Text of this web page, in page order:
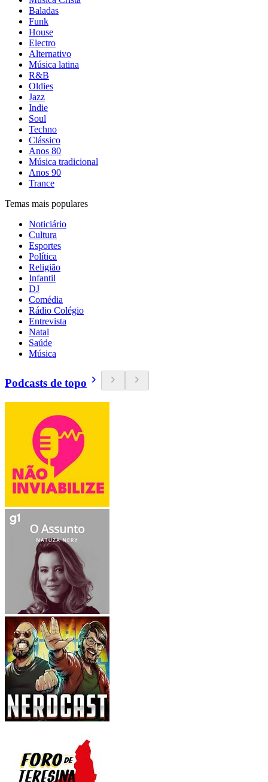
Baladas
Funk
House
Electro
Alternativo
Música latina
R&B
Oldies
Jazz
Indie
Soul
Techno
Clássico
Anos 80
Música tradicional
Anos 90
Trance
Temas mais populares
Noticiário
Cultura
Esportes
Política
Religião
Infantil
DJ
Comédia
Rádio Colégio
Entrevista
Natal
Saúde
Música
Podcasts de topo